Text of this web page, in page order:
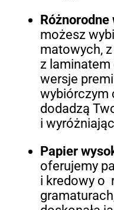
możesz
matowych, z
z laminatem
wersje
wybiórczym
dodadzą
i
Papier
oferujemy
i kredowy o